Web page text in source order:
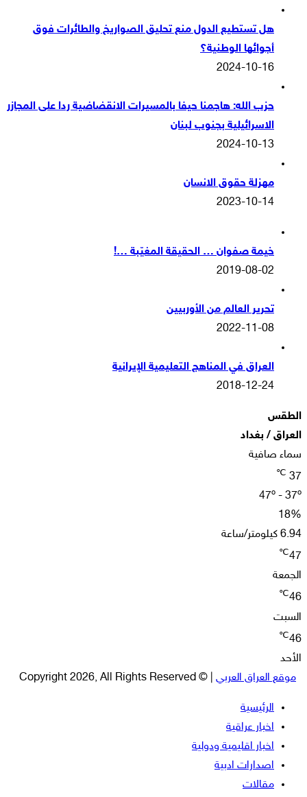
هل تستطيع الدول منع تحليق الصواريخ والطائرات فوق
أجوائها الوطنية؟
2024-10-16
حزب الله: هاجمنا حيفا بالمسيرات الانقضاضية ردا على المجازر
الاسرائيلية بجنوب لبنان
2024-10-13
مهزلة حقوق الانسان
2023-10-14
خيمة صفوان … الحقيقة المغيّبة …!
2019-08-02
تحرير العالم من الأوربيين
2022-11-08
العراق في المناهج التعليمية الإيرانية
2018-12-24
الطقس
العراق / بغداد
سماء صافية
37
℃
47º - 37º
18%
6.94 كيلومتر/ساعة
47
℃
الجمعة
46
℃
السبت
46
℃
الأحد
موقع العراق العربي | © Copyright 2026, All Rights Reserved
الرئيسية
اخبار عراقية
اخبار اقليمية ودولية
اصدارات ادبية
مقالات